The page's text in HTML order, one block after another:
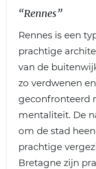
“Rennes”
Rennes is een
prachtige
van de
zo verdwenen
geconfronteerd
mentaliteit. De
om de stad
prachtige
Bretagne zijn